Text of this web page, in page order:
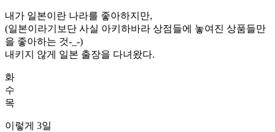
내가 일본이란 나라를 좋아하지만,
(일본이라기보단 사실 아키하바라 상점들에 놓여진 상품들만
을 좋아하는 것-_-)
내키지 않게 일본 출장을 다녀왔다.
화
수
목
이렇게 3일